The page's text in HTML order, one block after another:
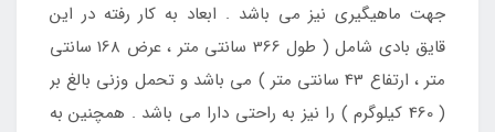
جهت ماهیگیری نیز می باشد . ابعاد به کار رفته در این
قایق بادی شامل ( طول 366 سانتی متر ، عرض 168 سانتی
متر ، ارتفاع 43 سانتی متر ) می باشد و تحمل وزنی بالغ بر
( 460 کیلوگرم ) را نیز به راحتی دارا می باشد . همچنین به